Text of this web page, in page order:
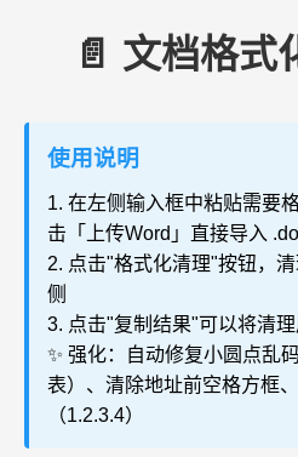
📄 文档格式
使用说明
1. 在左侧输入框中粘贴需要
击「上传Word」直接导入
2. 点击"格式化清理"按钮，
侧
3. 点击"复制结果"可以将清
✨ 强化：自动修复小圆点乱
表）、清除地址前空格方框
（1.2.3.4）